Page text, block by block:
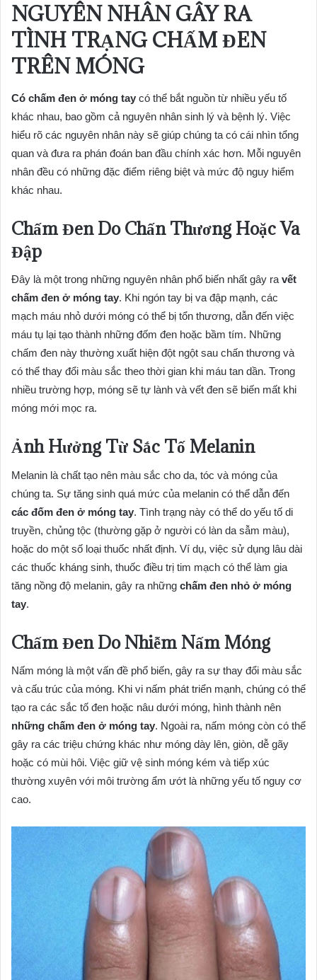
NGUYÊN NHÂN GÂY RA
TÌNH TRẠNG CHẤM ĐEN
TRÊN MÓNG
Có chấm đen ở móng tay có thể bắt nguồn từ nhiều yếu tố
khác nhau, bao gồm cả nguyên nhân sinh lý và bệnh lý. Việc
hiểu rõ các nguyên nhân này sẽ giúp chúng ta có cái nhìn tổng
quan và đưa ra phán đoán ban đầu chính xác hơn. Mỗi nguyên
nhân đều có những đặc điểm riêng biệt và mức độ nguy hiểm
khác nhau.
Chấm Đen Do Chấn Thương Hoặc Va
Đập
Đây là một trong những nguyên nhân phổ biến nhất gây ravết
chấm đen ở móng tay. Khi ngón tay bị va đập mạnh, các
mạch máu nhỏ dưới móng có thể bị tổn thương, dẫn đến việc
máu tụ lại tạo thành những đốm đen hoặc bầm tím. Những
chấm đen này thường xuất hiện đột ngột sau chấn thương và
có thể thay đổi màu sắc theo thời gian khi máu tan dần. Trong
nhiều trường hợp, móng sẽ tự lành và vết đen sẽ biến mất khi
móng mới mọc ra.
Ảnh Hưởng Từ Sắc Tố Melanin
Melanin là chất tạo nên màu sắc cho da, tóc và móng của
chúng ta. Sự tăng sinh quá mức của melanin có thể dẫn đến
các đốm đen ở móng tay. Tình trạng này có thể do yếu tố di
truyền, chủng tộc (thường gặp ở người có làn da sẫm màu),
hoặc do một số loại thuốc nhất định. Ví dụ, việc sử dụng lâu dài
các thuốc kháng sinh, thuốc điều trị tim mạch có thể làm gia
tăng nồng độ melanin, gây ra những chấm đen nhỏ ở móng
tay.
Chấm Đen Do Nhiễm Nấm Móng
Nấm móng là một vấn đề phổ biến, gây ra sự thay đổi màu sắc
và cấu trúc của móng. Khi vi nấm phát triển mạnh, chúng có thể
tạo ra các sắc tố đen hoặc nâu dưới móng, hình thành nên
những chấm đen ở móng tay. Ngoài ra, nấm móng còn có thể
gây ra các triệu chứng khác như móng dày lên, giòn, dễ gãy
hoặc có mùi hôi. Việc giữ vệ sinh móng kém và tiếp xúc
thường xuyên với môi trường ẩm ướt là những yếu tố nguy cơ
cao.